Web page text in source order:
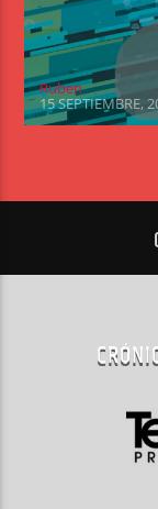
Ruben
15 SEPTIEMBRE,